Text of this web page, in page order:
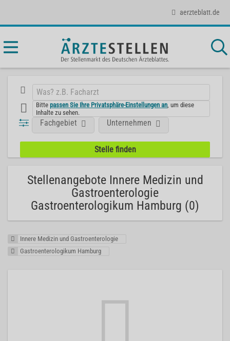
aerzteblatt.de
Bittepassen Sie Ihre Privatsphäre-Einstellungen an , um diese
Inhalte zu sehen.
Fachgebiet Unternehmen
Stellenangebote Innere Medizin und
Gastroenterologie
Gastroenterologikum Hamburg (0)
Innere Medizin und Gastroenterologie
Gastroenterologikum Hamburg